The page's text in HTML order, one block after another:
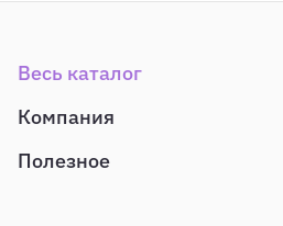
Весь каталог
Компания
Полезное